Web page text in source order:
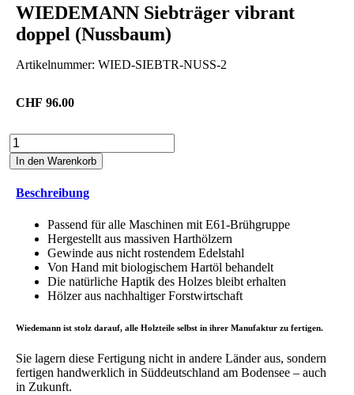
WIEDEMANN Siebträger vibrant
doppel (Nussbaum)
Artikelnummer:WIED-SIEBTR-NUSS-2
CHF 96.00
WIEDEMANN
Siebträger
vibrant
(Nussbaum)
In den Warenkorb
Beschreibung
Passend für alle Maschinen mit E61-Brühgruppe
Hergestellt aus massiven Harthölzern
Gewinde aus nicht rostendem Edelstahl
Von Hand mit biologischem Hartöl behandelt
Die natürliche Haptik des Holzes bleibt erhalten
Hölzer aus nachhaltiger Forstwirtschaft
Wiedemann ist stolz darauf, alle Holzteile selbst in ihrer Manufaktur zu fertigen.
Sie lagern diese Fertigung nicht in andere Länder aus, sondern
fertigen handwerklich in Süddeutschland am Bodensee – auch
in Zukunft.